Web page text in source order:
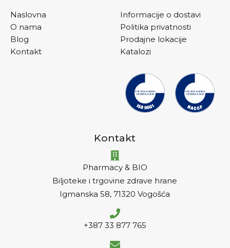
Naslovna
O nama
Blog
Kontakt
Informacije o dostavi
Politika privatnosti
Prodajne lokacije
Katalozi
Kontakt
Pharmacy & BIO
Biljoteke i trgovine zdrave hrane
Igmanska 58, 71320 Vogošća
+387 33 877 765